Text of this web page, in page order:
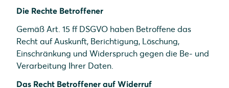
Die Rechte Betroffener
Gemäß Art. 15 ff DSGVO haben Betroffene das
Recht auf Auskunft, Berichtigung, Löschung,
Einschränkung und Widerspruch gegen die Be- und
Verarbeitung Ihrer Daten.
Das Recht Betroffener auf Widerruf